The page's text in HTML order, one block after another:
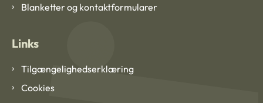
Blanketter og kontaktformularer
Links
Tilgængelighedserklæring
Cookies